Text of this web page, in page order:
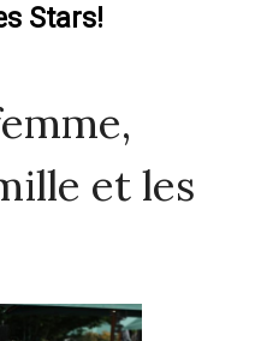
Stars!
et les